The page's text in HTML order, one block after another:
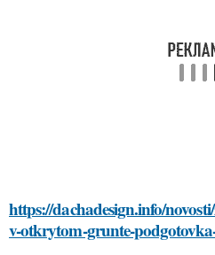
https://dachadesign.info/
v-otkrytom-grunte-